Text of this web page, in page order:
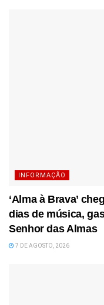
INFORMAÇÃO
‘Alma à Brava’
dias de música,
Senhor das Almas
7 DE AGOSTO, 2026